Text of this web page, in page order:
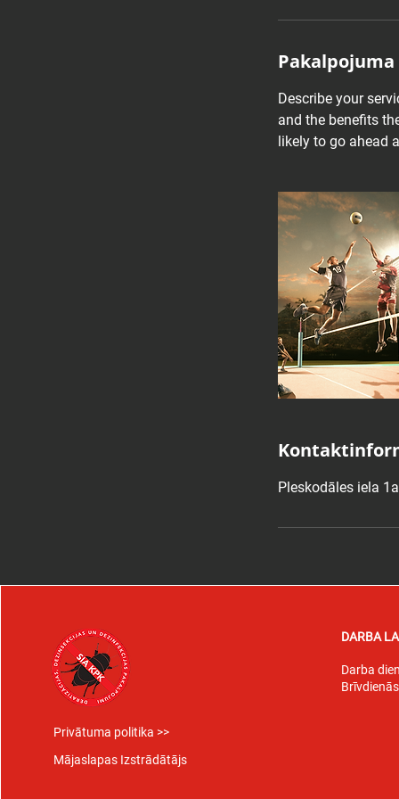
Describe your
and the benefits
likely to go ahead
Pleskodāles iela
Privātuma politika >>
Mājaslapas Izstrādātājs
DARBA
Darba